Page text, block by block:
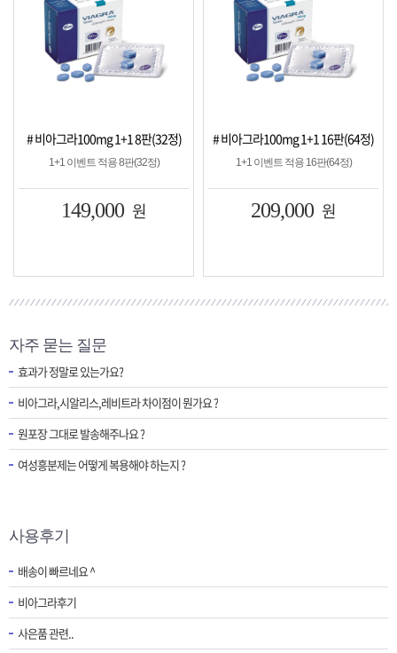
# 비아그라100mg 1+1 8판(32정)
1+1 이벤트 적용 8판(32정)
149,000 원
# 비아그라100mg 1+1 16판(64정)
1+1 이벤트 적용 16판(64정)
209,000 원
자주 묻는 질문
효과가 정말로 있는가요?
비아그라,시알리스,레비트라 차이점이 뭔가요 ?
원포장 그대로 발송해주나요 ?
여성흥분제는 어떻게 복용해야 하는지 ?
사용후기
배송이 빠르네요 ^
비아그라후기
사은품 관련..